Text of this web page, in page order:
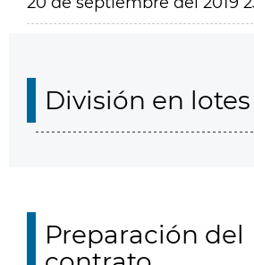
División en lotes
Preparación del